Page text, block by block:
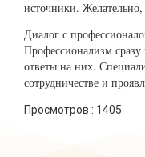
источники.
Диалог с
Профессионализм
ответы на них.
сотрудничестве и
Просмотров : 1405